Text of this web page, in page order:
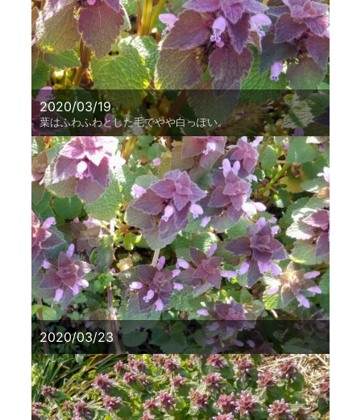
2020/03/19
葉はふわふわとした毛でやや白っぽい。
2020/03/23